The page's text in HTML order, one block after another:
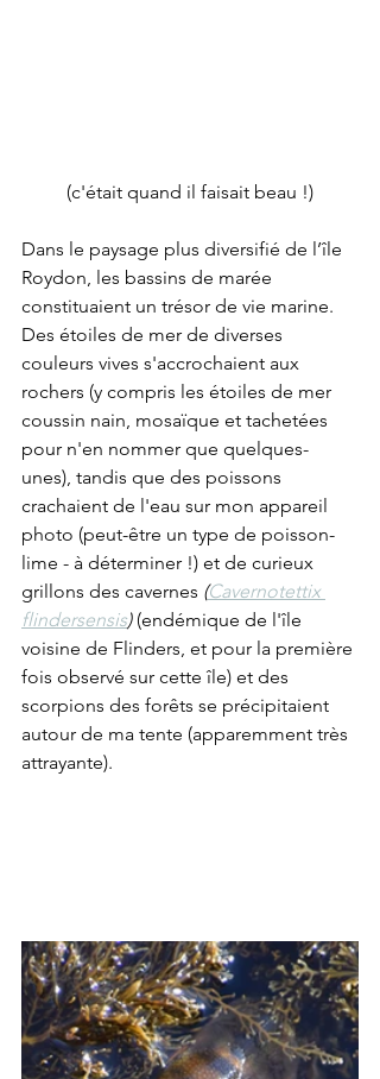
(c'était quand il faisait beau !)
Dans le paysage plus diversifié de l’île
Roydon, les bassins de marée
constituaient un trésor de vie marine.
Des étoiles de mer de diverses
couleurs vives s'accrochaient aux
rochers (y compris les étoiles de mer
coussin nain, mosaïque et tachetées
pour n'en nommer que quelques-
unes), tandis que des poissons
crachaient de l'eau sur mon appareil
photo (peut-être un type de poisson-
lime - à déterminer !) et de curieux
grillons des cavernes (Cavernotettix
flindersensis) (endémique de l'île
voisine de Flinders, et pour la première
fois observé sur cette île) et des
scorpions des forêts se précipitaient
autour de ma tente (apparemment très
attrayante).